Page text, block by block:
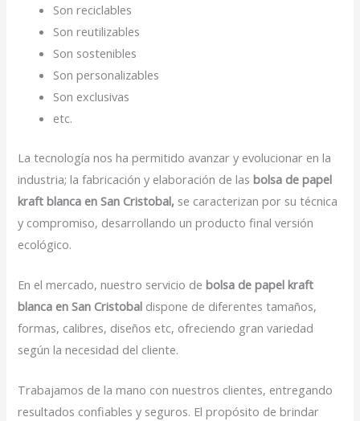
Son reciclables
Son reutilizables
Son sostenibles
Son personalizables
Son exclusivas
etc.
La tecnología nos ha permitido avanzar y evolucionar en la
industria; la fabricación y elaboración de lasbolsa de papel
kraft blanca en San Cristobal, se caracterizan por su técnica
y compromiso, desarrollando un producto final versión
ecológico.
En el mercado, nuestro servicio debolsa de papel kraft
blanca en San Cristobal dispone de diferentes tamaños,
formas, calibres, diseños etc, ofreciendo gran variedad
según la necesidad del cliente.
Trabajamos de la mano con nuestros clientes, entregando
resultados confiables y seguros. El propósito de brindar